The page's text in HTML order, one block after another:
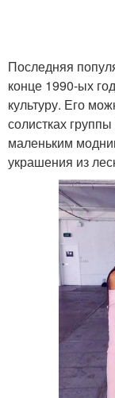
Последняя
конце 1990-ых
культуру. Его
солистках
маленьким
украшения из